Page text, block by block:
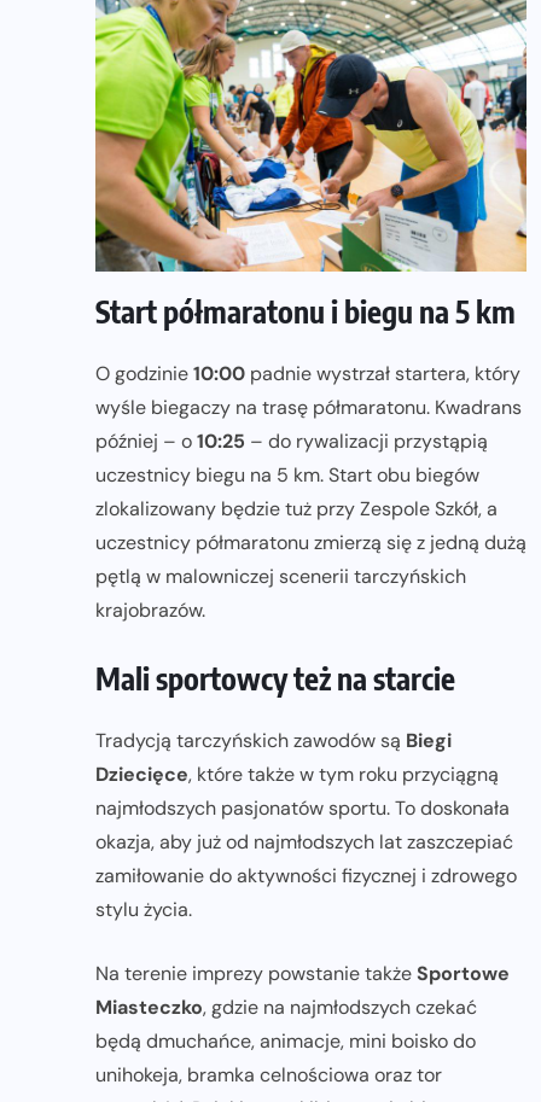
Start półmaratonu i biegu na 5 km
O godzinie10:00 padnie wystrzał startera, który
wyśle biegaczy na trasę półmaratonu. Kwadrans
później – o10:25 – do rywalizacji przystąpią
uczestnicy biegu na 5 km. Start obu biegów
zlokalizowany będzie tuż przy Zespole Szkół, a
uczestnicy półmaratonu zmierzą się z jedną dużą
pętlą w malowniczej scenerii tarczyńskich
krajobrazów.
Mali sportowcy też na starcie
Tradycją tarczyńskich zawodów są Biegi
Dziecięce, które także w tym roku przyciągną
najmłodszych pasjonatów sportu. To doskonała
okazja, aby już od najmłodszych lat zaszczepiać
zamiłowanie do aktywności fizycznej i zdrowego
stylu życia.
Na terenie imprezy powstanie takżeSportowe
Miasteczko, gdzie na najmłodszych czekać
będą dmuchańce, animacje, mini boisko do
unihokeja, bramka celnościowa oraz tor